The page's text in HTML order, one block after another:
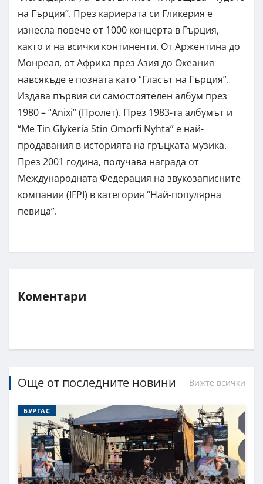
на Гърция”. През кариерата си Гликерия е
изнесла повече от 1000 концерта в Гърция,
както и на всички континенти. От Аржентина до
Монреал, от Африка през Азия до Океания
навсякъде е позната като “Гласът на Гърция”.
Издава първия си самостоятелен албум през
1980 – “Anixi” (Пролет). През 1983-та албумът и
“Me Tin Glykeria Stin Omorfi Nyhta” е най-
продавания в историята на гръцката музика.
През 2001 година, получава награда от
Международната Федерация на звукозаписните
компании (IFPI) в категория “Най-популярна
певица”.
Коментари
Още от последните новини Вижте всички
БУРГАС